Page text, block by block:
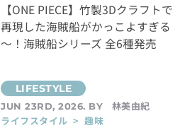
【ONE PIECE】竹製3Dクラフトで
再現した海賊船がかっこよすぎる
～！海賊船シリーズ 全6種発売
JUN 23RD, 2026. BY
林美由紀
ライフスタイル > 趣味